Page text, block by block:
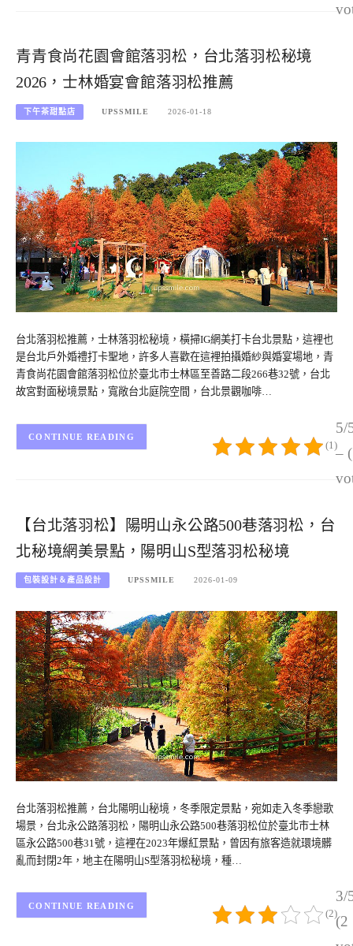
青青食尚花園會館落羽松，台北落羽松秘境
2026，士林婚宴會館落羽松推薦
下午茶甜點店 UPSSMILE 2026-01-18
台北落羽松推薦，士林落羽松秘境，橫掃IG網美打卡台北景點，這裡也
是台北戶外婚禮打卡聖地，許多人喜歡在這裡拍攝婚紗與婚宴場地，青
青食尚花園會館落羽松位於臺北市士林區至善路二段266巷32號，台北
故宮對面秘境景點，寬敞台北庭院空間，台北景觀咖啡…
5/
–
(1)
CONTINUE READING
【台北落羽松】陽明山永公路500巷落羽松，台
北秘境網美景點，陽明山S型落羽松秘境
包裝設計＆產品設計 UPSSMILE 2026-01-09
台北落羽松推薦，台北陽明山秘境，冬季限定景點，宛如走入冬季戀歌
場景，台北永公路落羽松，陽明山永公路500巷落羽松位於臺北市士林
區永公路500巷31號，這裡在2023年爆紅景點，曾因有旅客造就環境髒
亂而封閉2年，地主在陽明山S型落羽松秘境，種…
3/
(2
(2)
CONTINUE READING